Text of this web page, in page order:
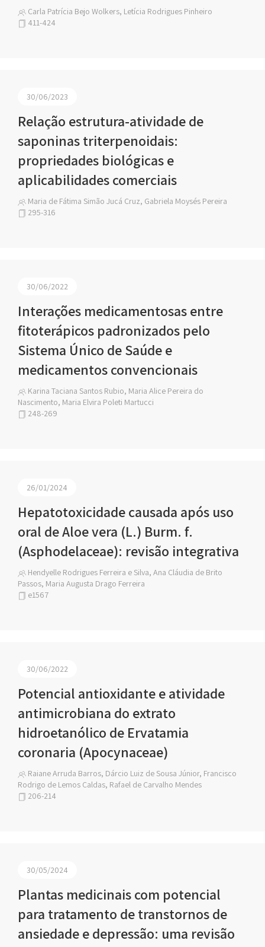
Carla Patrícia Bejo Wolkers, Letícia Rodrigues Pinheiro
411-424
30/06/2023
Relação estrutura-atividade de
saponinas triterpenoidais:
propriedades biológicas e
aplicabilidades comerciais
Maria de Fátima Simão Jucá Cruz, Gabriela Moysés Pereira
295-316
30/06/2022
Interações medicamentosas entre
fitoterápicos padronizados pelo
Sistema Único de Saúde e
medicamentos convencionais
Karina Taciana Santos Rubio, Maria Alice Pereira do
Nascimento, Maria Elvira Poleti Martucci
248-269
26/01/2024
Hepatotoxicidade causada após uso
oral de Aloe vera (L.) Burm. f.
(Asphodelaceae): revisão integrativa
Hendyelle Rodrigues Ferreira e Silva, Ana Cláudia de Brito
Passos, Maria Augusta Drago Ferreira
e1567
30/06/2022
Potencial antioxidante e atividade
antimicrobiana do extrato
hidroetanólico de Ervatamia
coronaria (Apocynaceae)
Raiane Arruda Barros, Dárcio Luiz de Sousa Júnior, Francisco
Rodrigo de Lemos Caldas, Rafael de Carvalho Mendes
206-214
30/05/2024
Plantas medicinais com potencial
para tratamento de transtornos de
ansiedade e depressão: uma revisão